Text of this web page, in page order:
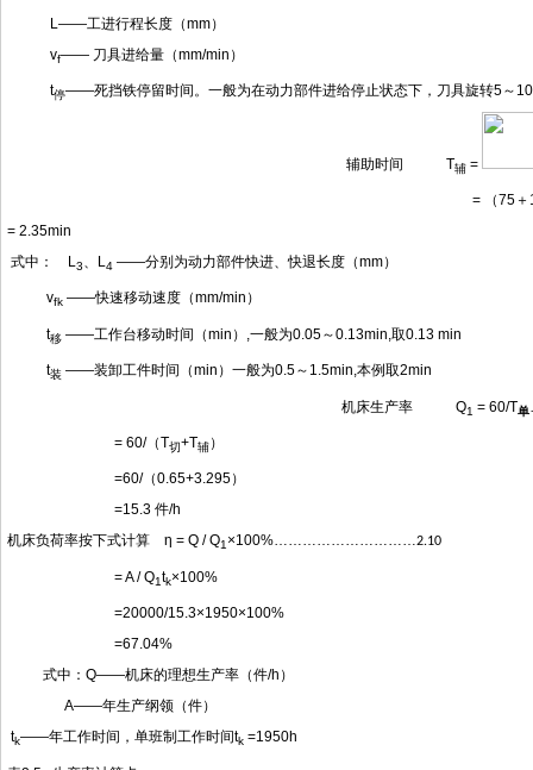
L——工进行程长度（mm）
vf—— 刀具进给量（mm/min ）
t停——死挡铁停留时间。一般为在动力部件进给停止状态下，刀具旋转5～
辅助时间 T辅 =
= （75＋
= 2.35min
式中：
L3、 L4 ——分别为动力部件快进、快退长度（mm）
vfk——快速移动速度（mm/min ）
t移 ——工作台移动时间 （min ） ,一般为0.05～0.13min,取0.13 min
t装 ——装卸工件时间（min）一般为0.5～1.5min,本例取2min
机床生产率Q1 = 60/T单
= 60/（T切+T辅）
=60/（0.65+3.295）
=15.3 件/h
机床负荷率按下式计算η = Q / Q1×100%…………………………2.10
= A / Q1tk×100%
=20000/15.3×1950×100%
=67.04%
式中： Q——机床的理想生产率（件/h）
A——年生产纲领（件）
tk——年工作时间，单班制工作时间tk=1950h